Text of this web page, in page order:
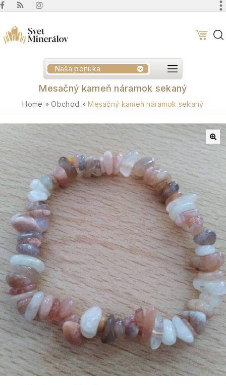
Naša ponuka
Mesačný kameň náramok sekaný
Home »Obchod »Mesačný kameň náramok sekaný